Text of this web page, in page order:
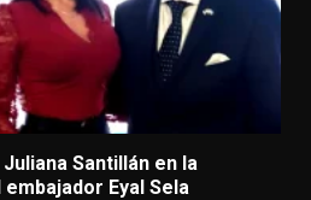
Santillán en la
Eyal Sela